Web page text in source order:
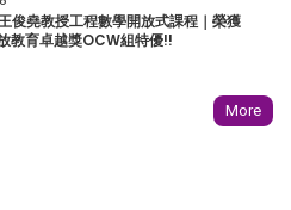
俊堯教授工程數學開放式課程｜榮獲
教育卓越獎OCW組特優!!
More